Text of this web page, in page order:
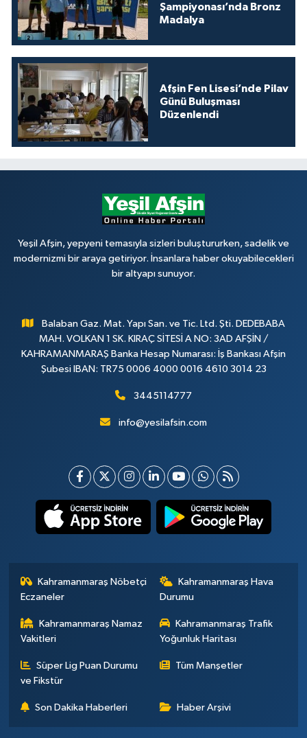
Şampiyonası’nda Bronz
Madalya
Afşin Fen Lisesi’nde Pilav
Günü Buluşması
Düzenlendi
Yeşil Afşin, yepyeni temasıyla sizleri buluştururken, sadelik ve
modernizmi bir araya getiriyor. İnsanlara haber okuyabilecekleri
bir altyapı sunuyor.
Balaban Gaz. Mat. Yapı San. ve Tic. Ltd. Şti. DEDEBABA
MAH. VOLKAN 1 SK. KIRAÇ SİTESİ A NO: 3AD AFŞİN /
KAHRAMANMARAŞ Banka Hesap Numarası: İş Bankası Afşin
Şubesi IBAN: TR75 0006 4000 0016 4610 3014 23
3445114777
info@yesilafsin.com
Kahramanmaraş Nöbetçi
Eczaneler
Kahramanmaraş Hava
Durumu
Kahramanmaraş Namaz
Vakitleri
Kahramanmaraş Trafik
Yoğunluk Haritası
Süper Lig Puan Durumu
ve Fikstür
Tüm Manşetler
Son Dakika Haberleri Haber Arşivi